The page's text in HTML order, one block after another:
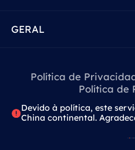
GERAL
Política de
Política de
Devido à política, este
China continental.